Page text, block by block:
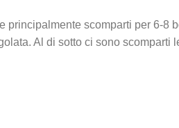
principalmente scomparti per 6-8
Al di sotto ci sono scomparti